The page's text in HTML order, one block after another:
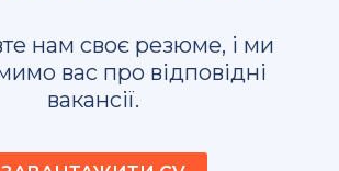
нам своє резюме, і ми
вас про відповідні
вакансії.